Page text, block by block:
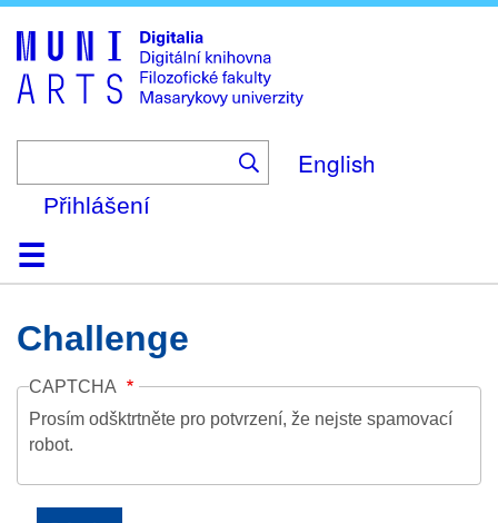
to
main
content
English
Přihlášení
DomůKolekce
Prohlížení
Vyhledávání
O platformě
Nápověda
KontaktDigitalia
Challenge
CAPTCHA
Prosím odšktrtněte pro potvrzení, že nejste spamovací
robot.